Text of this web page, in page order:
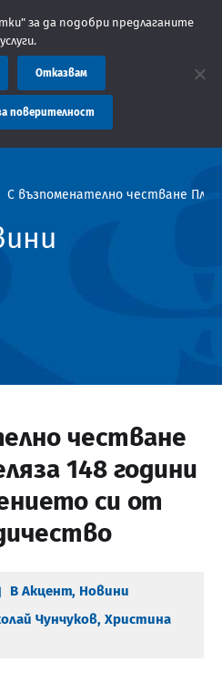
препоръчва заплащането на
С възпоменателно честване
честване
148 години
си от
В Акцент, Новини
Чунчуков, Христина
за да подобри предлаганите
услуги.
Отказвам
поверителност